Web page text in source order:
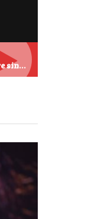
EMAA lansează „Noaptea”, single despre singurătate și emoțiile care se aud cel mai clar după miezul nopții